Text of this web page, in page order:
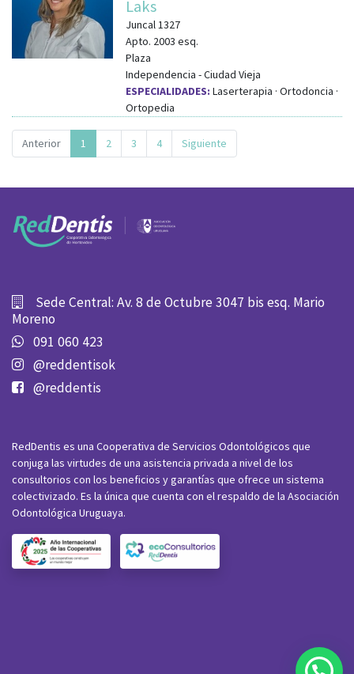
Laks
Juncal 1327
Apto. 2003 esq.
Plaza
Independencia -Ciudad Vieja
ESPECIALIDADES: Laserterapia · Ortodoncia ·
Ortopedia
Anterior 1 2 3 4 Siguiente
Sede Central: Av. 8 de Octubre 3047 bis esq. Mario
Moreno
091 060 423
@reddentisok
@reddentis
RedDentis es una Cooperativa de Servicios Odontológicos que
conjuga las virtudes de una asistencia privada a nivel de los
consultorios con los beneficios y garantías que ofrece un sistema
colectivizado. Es la única que cuenta con el respaldo de la Asociación
Odontológica Uruguaya.